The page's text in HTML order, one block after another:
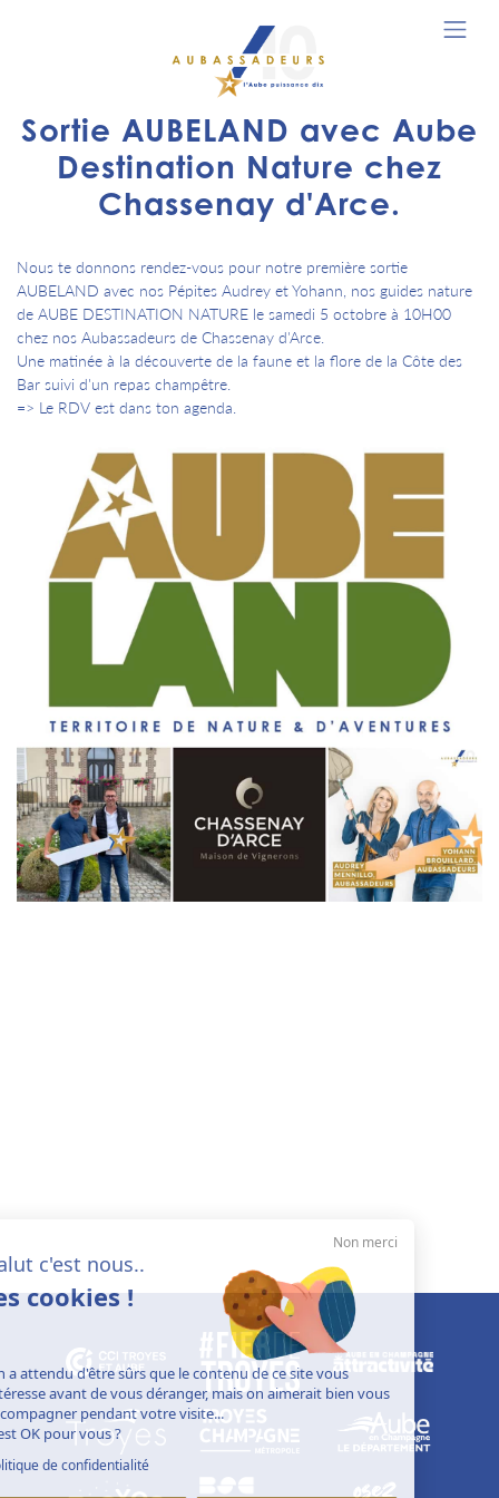
Sortie AUBELAND avec Aube
Destination Nature chez
Chassenay d'Arce.
Nous te donnons rendez-vous pour notre première sortie
AUBELAND avec nos Pépites Audrey et Yohann, nos guides nature
de AUBE DESTINATION NATURE le samedi 5 octobre à 10H00
chez nos Aubassadeurs de Chassenay d'Arce.
Une matinée à la découverte de la faune et la flore de la Côte des
Bar suivi d'un repas champêtre.
=> Le RDV est dans ton agenda.
Non merci
Salut c'est nous..
les cookies !
On a attendu d'être sûrs que le contenu de ce site vous
intéresse avant de vous déranger, mais on aimerait bien vous
accompagner pendant votre visite...
C'est OK pour vous ?
Politique de confidentialité